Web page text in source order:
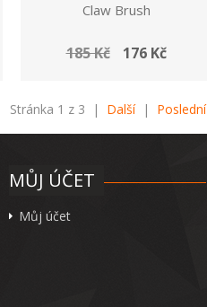
Claw Brush
185 Kč 176 Kč
Stránka 1 z 3 | Další| Poslední
MŮJ ÚČET
Můj účet